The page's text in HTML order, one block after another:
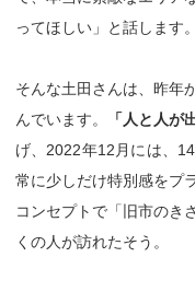
ってほしい」と話します。
そんな土田さんは、昨年
んでいます。
「人と人が
げ、2022年12月には、
常に少しだけ特別感をプ
コンセプトで「旧市のき
くの人が訪れたそう。